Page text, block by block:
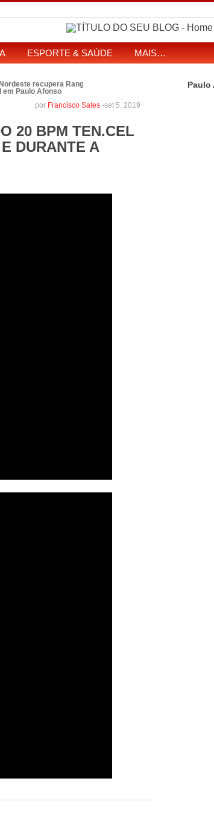
ESPORTE & SAÚDE MAIS…
recupera Range Rover com restrição por
em Paulo Afonso
e ao governo da Bahia ★ TJ-BA institui comissão para
Paulo
set 5, 2019
por Francisco Sales -
20 BPM TEN.CEL
DURANTE A